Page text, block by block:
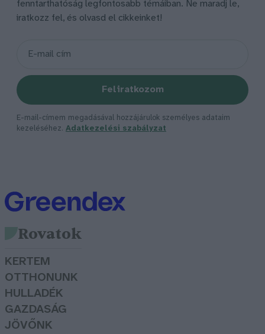
fenntarthatóság legfontosabb témáiban. Ne maradj le,
iratkozz fel, és olvasd el cikkeinket!
Feliratkozom
E-mail-címem megadásával hozzájárulok személyes adataim
kezeléséhez. Adatkezelési szabályzat
Rovatok
KERTEM
OTTHONUNK
HULLADÉK
GAZDASÁG
JÖVŐNK